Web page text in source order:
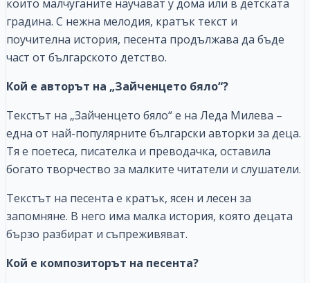
които малчуганите научават у дома или в детската
градина. С нежна мелодия, кратък текст и
поучителна история, песента продължава да бъде
част от българското детство.
Кой е авторът на „Зайченцето бяло“?
Текстът на „Зайченцето бяло“ е на Леда Милева –
една от най-популярните български авторки за деца.
Тя е поетеса, писателка и преводачка, оставила
богато творчество за малките читатели и слушатели.
Текстът на песента е кратък, ясен и лесен за
запомняне. В него има малка история, която децата
бързо разбират и съпреживяват.
Кой е композиторът на песента?